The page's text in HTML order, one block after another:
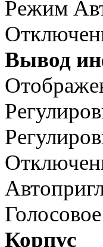
Режим
Вывод
Корпус